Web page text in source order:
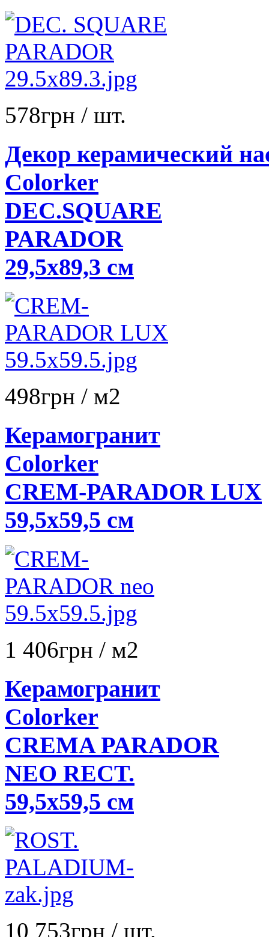
578грн / шт.
Декор керамический
Colorker
DEC.SQUARE
PARADOR
29,5x89,3 см
498грн / м2
Керамогранит
Colorker
CREM-PARADOR LUX
59,5x59,5 см
1 406грн / м2
Керамогранит
Colorker
CREMA PARADOR
NEO RECT.
59,5x59,5 см
10 753грн / шт.